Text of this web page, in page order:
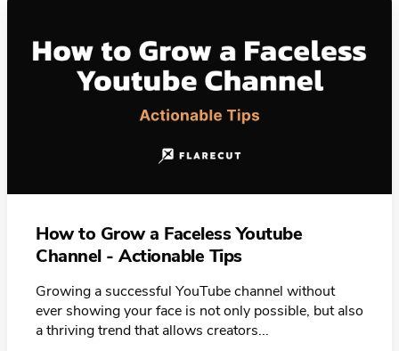
How to Grow a Faceless Youtube
Channel - Actionable Tips
Growing a successful YouTube channel without
ever showing your face is not only possible, but also
a thriving trend that allows creators...